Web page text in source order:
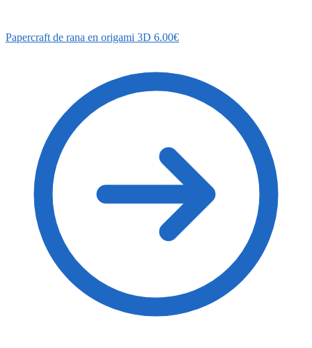
Papercraft de rana en origami 3D 6.00€